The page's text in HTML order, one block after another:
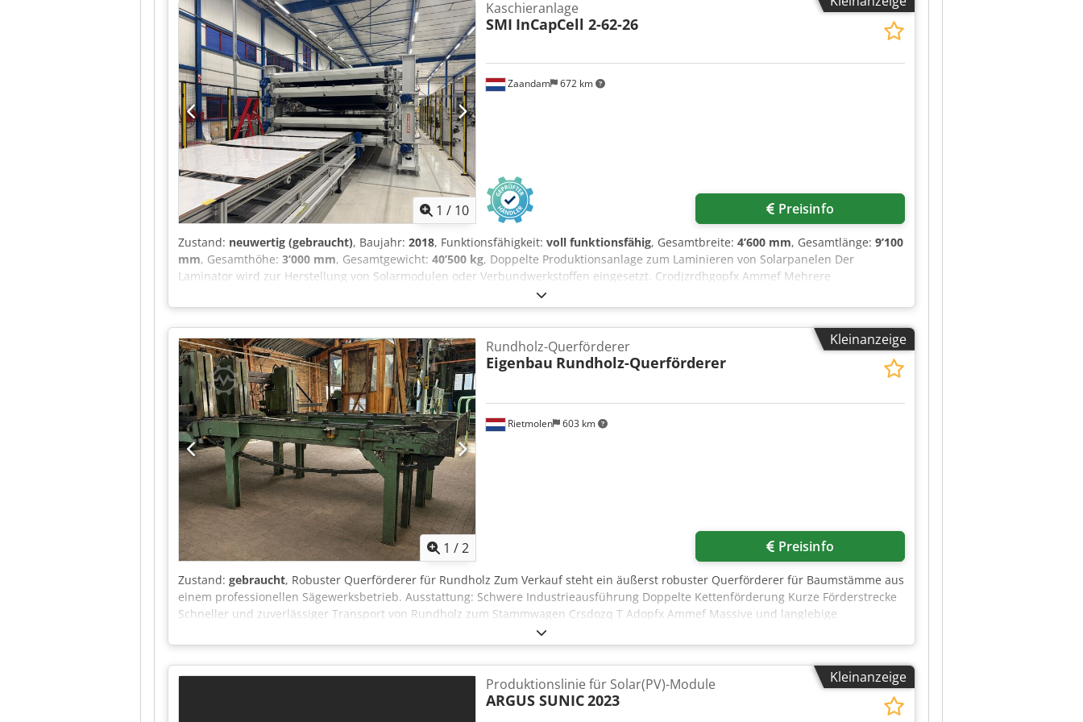
Oberwerkzeug, mehreren Stanzeinheiten am Unterwerkzeug sowie einen automatischen Austransport der produzierten Bauteile
rückseitig über Förderband. Es handelt sich hier um Anlagenrückläufer aus einer Werksschließung. Die Anlagen befinden sich derzeit
im FRIMO Werk in 83395 Freilassing und können jederzeit besichtigt werden.
1 / 10
Zaandam 672 km
Kaschieranlage
SMI InCapCell 2-62-26
Preisinfo
Zustand: neuwertig (gebraucht), Baujahr: 2018, Funktionsfähigkeit: voll funktionsfähig, Gesamtbreite: 4’600 mm, Gesamtlänge: 9’100
mm, Gesamthöhe: 3’000 mm, Gesamtgewicht: 40’500 kg, Doppelte Produktionsanlage zum Laminieren von Solarpanelen Der
Laminator wird zur Herstellung von Solarmodulen oder Verbundwerkstoffen eingesetzt. Crodjzrdhgopfx Ammef Mehrere
Materialschichten werden miteinander verbunden und dem Laminator zugeführt. Die Materialien werden unter Einwirkung von
Druck und Temperatur laminiert. Der Laminierungsprozess wird unter Vakuum durchgeführt, um unerwünschte eingeschlossene
Gase im Endprodukt zu vermeiden. Abschließend wird das fertige Laminat aus dem Laminator herausgeführt. Die Maschine wird mit
zahlreichen Ersatzteilen geliefert und kann in Betrieb besichtigt werden.
Kleinanzeige
1 /2
Rietmolen 603 km
Rundholz-Querförderer
Eigenbau Rundholz-Querförderer
Preisinfo
Zustand: gebraucht, Robuster Querförderer für Rundholz Zum Verkauf steht ein äußerst robuster Querförderer für Baumstämme aus
einem professionellen Sägewerksbetrieb. Ausstattung: Schwere Industrieausführung Doppelte Kettenförderung Kurze Förderstrecke
Schneller und zuverlässiger Transport von Rundholz zum Stammwagen Crsdozq T Adopfx Ammef Massive und langlebige
Stahlkonstruktion Sofort verfügbar Die Anlage befindet sich in einem guten, funktionsfähigen Zustand und kann nach
Terminvereinbarung unter Strom besichtigt werden. Bitte unterbreiten Sie uns ein faires und realistisches Angebot.
Kleinanzeige
Produktionslinie für Solar(PV)-Module
ARGUS SUNIC2023